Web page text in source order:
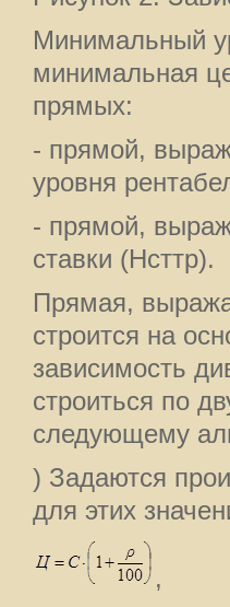
Минимальный
минимальная
прямых:
- прямой,
уровня
- прямой,
ставки (Нсттр).
Прямая,
строится на
зависимость
строиться по
следующему
) Задаются
для этих
,